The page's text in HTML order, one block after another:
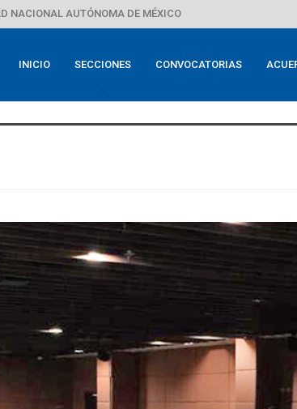
NACIONAL AUTÓNOMA DE MÉXICO
INICIO SECCIONES CONVOCATORIAS